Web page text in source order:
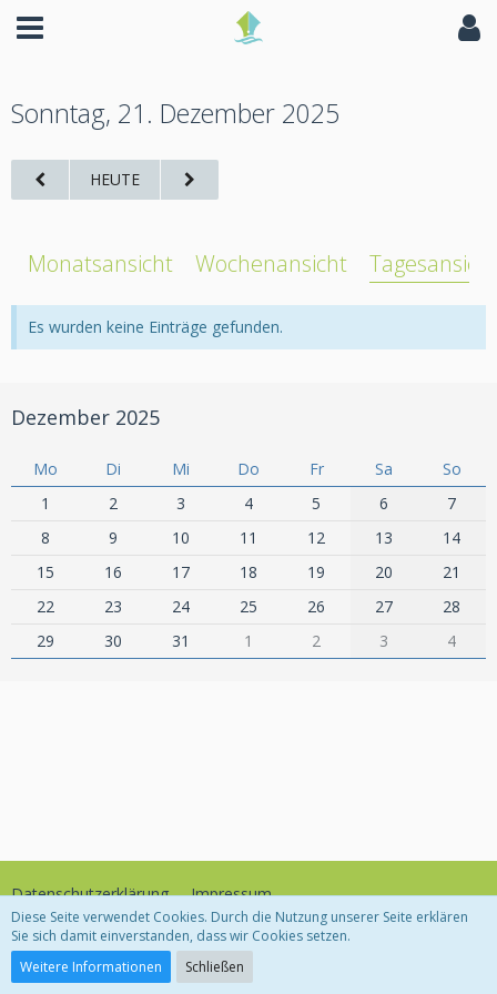
Sonntag, 21. Dezember 2025
HEUTE
Monatsansicht Wochenansicht Tagesansicht
Es wurden keine Einträge gefunden.
Dezember 2025
Mo Di Mi Do Fr Sa
So
1
2 3 4 5 6
7
8
9 10 11 12 13
14
15
16 17 18 19 20
21
22
23 24 25 26 27
28
29
30 31 1 2 3 4
Datenschutzerklärung Impressum
Community-Software:
Diese Seite verwendet Cookies. Durch die Nutzung unserer Seite erklären
Sie sich damit einverstanden, dass wir Cookies setzen.
Weitere Informationen
Schließen